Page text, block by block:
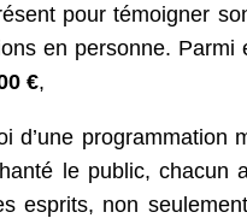
pour témoigner
en personne. Parmi
€,
d’une programmation
le public, chacun
esprits, non